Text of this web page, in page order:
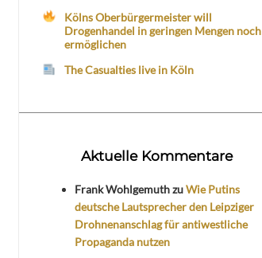
Kölns Oberbürgermeister will
Drogenhandel in geringen Mengen noch
ermöglichen
The Casualties live in Köln
Aktuelle Kommentare
Frank WohlgemuthzuWie Putins
deutsche Lautsprecher den Leipziger
Drohnenanschlag für antiwestliche
Propaganda nutzen